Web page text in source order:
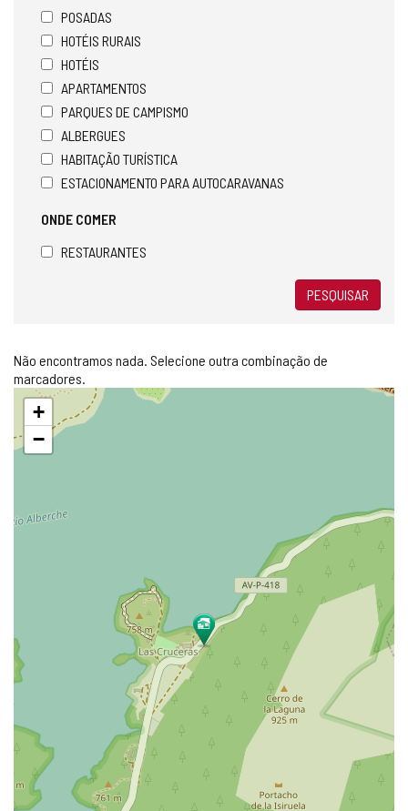
POSADAS
HOTÉIS RURAIS
HOTÉIS
APARTAMENTOS
PARQUES DE CAMPISMO
ALBERGUES
HABITAÇÃO TURÍSTICA
ESTACIONAMENTO PARA AUTOCARAVANAS
ONDE COMER
RESTAURANTES
PESQUISAR
Não encontramos nada. Selecione outra combinação de
marcadores.
Pular
mapa
+
−